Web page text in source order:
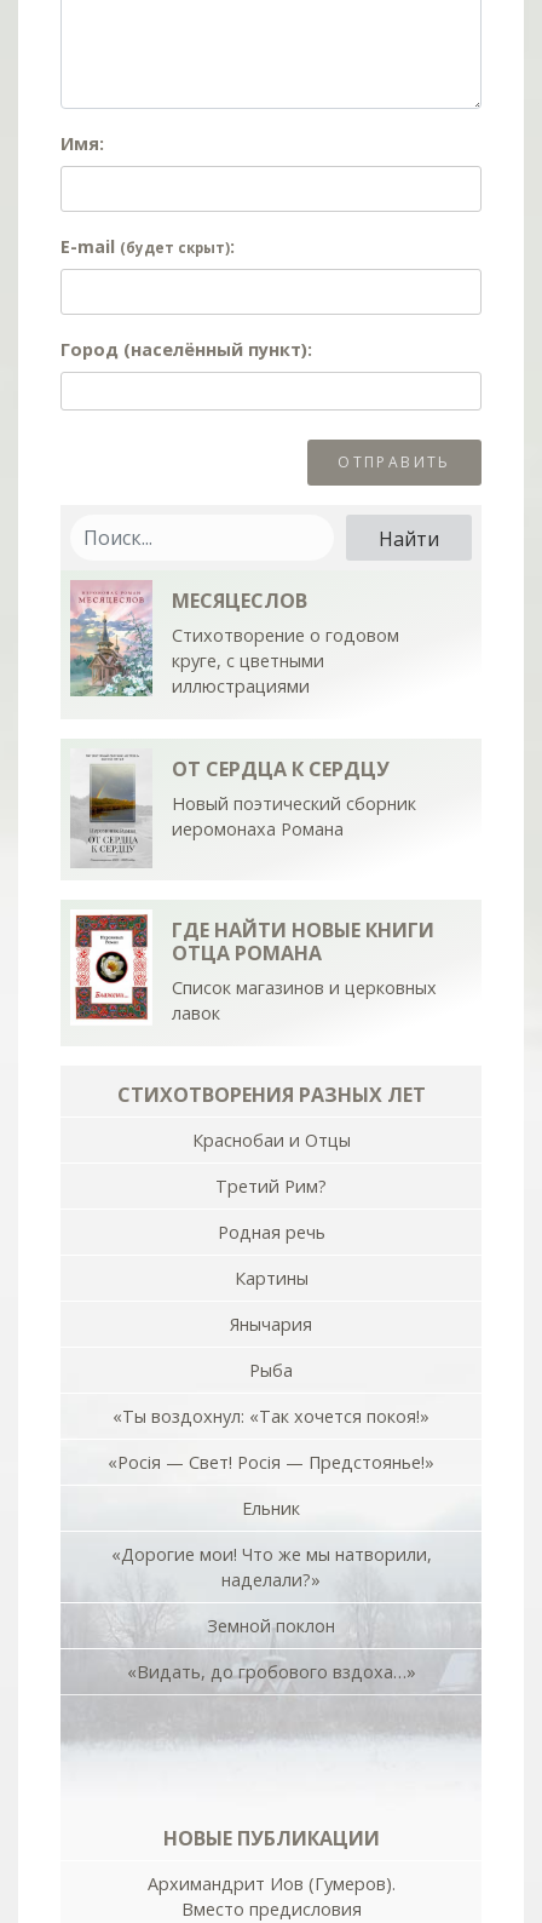
Имя:
E-mail (будет скрыт):
Город (населённый пункт):
МЕСЯЦЕСЛОВ
Стихотворение о годовом
круге, с цветными
иллюстрациями
ОТ СЕРДЦА К СЕРДЦУ
Новый поэтический сборник
иеромонаха Романа
ГДЕ НАЙТИ НОВЫЕ КНИГИ
ОТЦА РОМАНА
Список магазинов и церковных
лавок
СТИХОТВОРЕНИЯ РАЗНЫХ ЛЕТ
Краснобаи и Отцы
Третий Рим?
Родная речь
Картины
Янычария
Рыба
«Ты воздохнул: «Так хочется покоя!»
«Росiя — Свет! Росiя — Предстоянье!»
Ельник
«Дорогие мои! Что же мы натворили,
наделали?»
Земной поклон
«Видать, до гробового вздоха…»
НОВЫЕ ПУБЛИКАЦИИ
Архимандрит Иов (Гумеров).
Вместо предисловия